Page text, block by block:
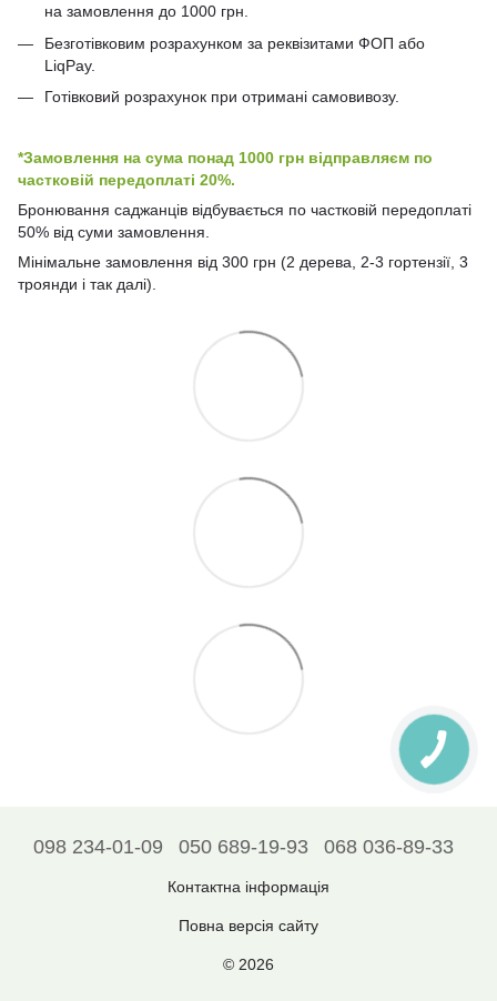
на замовлення до 1000 грн.
Безготівковим розрахунком за реквізитами ФОП або
LiqPay.
Готівковий розрахунок при отримані самовивозу.
*Замовлення на сума понад 1000 грн відправляєм по
частковій передоплаті 20%.
Бронювання саджанців відбувається по частковій передоплаті
50% від суми замовлення.
Мінімальне замовлення від 300 грн (2 дерева, 2-3 гортензії, 3
троянди і так далі).
098 234-01-09 050 689-19-93 068 036-89-33
Контактна інформація
Повна версія сайту
© 2026